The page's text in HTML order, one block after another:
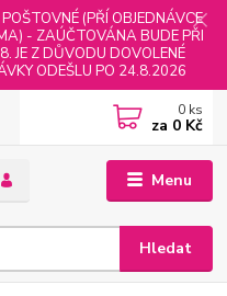
(PŘÍ OBJEDNÁVCE
- ZAÚČTOVÁNA BUDE PŘI
JE Z DŮVODU DOVOLENÉ
ODEŠLU PO 24.8.2026
Menu
Hledat
0 ks
za 0 Kč